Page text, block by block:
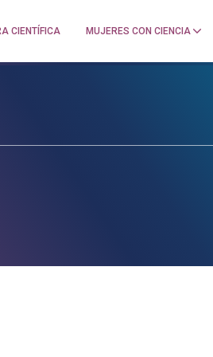
CIENTÍFICA MUJERES CON CIENCIA